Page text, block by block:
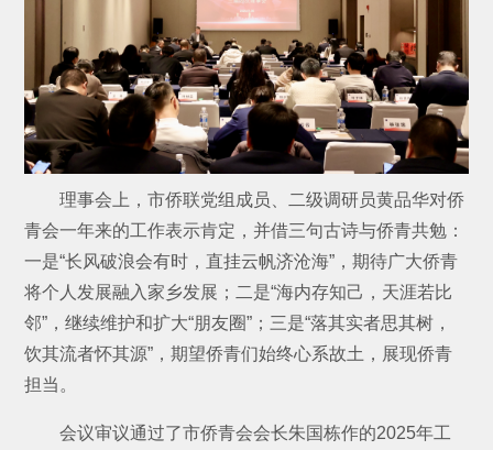
理事会上，市侨联党组成员、二级调研员黄品华对侨
青会一年来的工作表示肯定，并借三句古诗与侨青共勉：
一是“长风破浪会有时，直挂云帆济沧海”，期待广大侨青
将个人发展融入家乡发展；二是“海内存知己，天涯若比
邻”，继续维护和扩大“朋友圈”；三是“落其实者思其树，
饮其流者怀其源”，期望侨青们始终心系故土，展现侨青
担当。
会议审议通过了市侨青会会长朱国栋作的2025年工